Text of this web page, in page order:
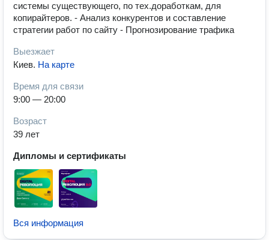
системы существующего, по тех.доработкам, для
копирайтеров. - Анализ конкурентов и составление
стратегии работ по сайту - Прогнозирование трафика
Выезжает
Киев. На карте
Время для связи
9:00 — 20:00
Возраст
39 лет
Дипломы и сертификаты
Вся информация